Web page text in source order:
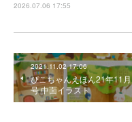
2026.07.06 17:55
2021.11.02 17:06
ぴこちゃんえほん21年11月
号 中面イラスト